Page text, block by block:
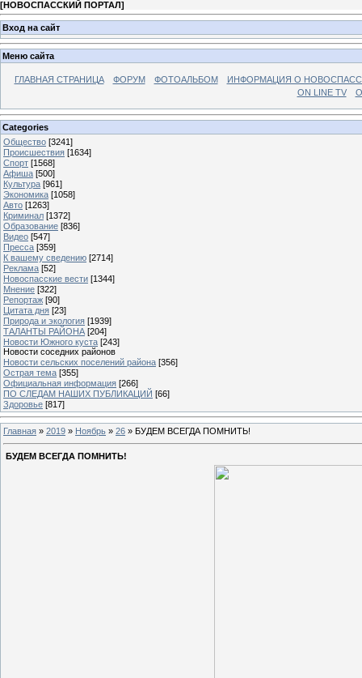
[НОВОСПАССКИЙ ПОРТАЛ]
Вход на сайт
Меню сайта
ГЛАВНАЯ СТРАНИЦА ФОРУМ ФОТОАЛЬБОМ
ИНФОРМАЦИЯ О
ON LINE TV
Categories
Общество [3241]
Происшествия [1634]
Спорт [1568]
Афиша [500]
Культура [961]
Экономика [1058]
Авто [1263]
Криминал [1372]
Образование [836]
Видео [547]
Пресса [359]
К вашему сведению [2714]
Реклама [52]
Новоспасские вести [1344]
Мнение [322]
Репортаж [90]
Цитата дня [23]
Природа и экология [1939]
ТАЛАНТЫ РАЙОНА [204]
Новости Южного куста [243]
Новости соседних районов
Новости сельских поселений района [356]
Острая тема [355]
Официальная информация [266]
ПО СЛЕДАМ НАШИХ ПУБЛИКАЦИЙ [66]
Здоровье [817]
Главная » 2019 » Ноябрь » 26 » БУДЕМ ВСЕГДА ПОМНИТЬ!
БУДЕМ ВСЕГДА ПОМНИТЬ!